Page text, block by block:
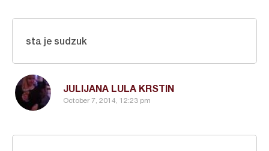
JULIJANA LULA KRSTIN
October 7, 2014, 12:23 pm
sta je sudzuk